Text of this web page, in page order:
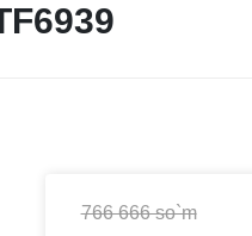
766 666 so`m